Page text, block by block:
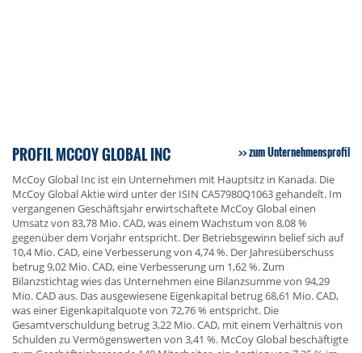
PROFIL MCCOY GLOBAL INC zum Unternehmensprofil
McCoy Global Inc ist ein Unternehmen mit Hauptsitz in Kanada. Die
McCoy Global Aktie wird unter der ISIN CA57980Q1063 gehandelt. Im
vergangenen Geschäftsjahr erwirtschaftete McCoy Global einen
Umsatz von 83,78 Mio. CAD, was einem Wachstum von 8,08 %
gegenüber dem Vorjahr entspricht. Der Betriebsgewinn belief sich auf
10,4 Mio. CAD, eine Verbesserung von 4,74 %. Der Jahresüberschuss
betrug 9,02 Mio. CAD, eine Verbesserung um 1,62 %. Zum
Bilanzstichtag wies das Unternehmen eine Bilanzsumme von 94,29
Mio. CAD aus. Das ausgewiesene Eigenkapital betrug 68,61 Mio. CAD,
was einer Eigenkapitalquote von 72,76 % entspricht. Die
Gesamtverschuldung betrug 3,22 Mio. CAD, mit einem Verhältnis von
Schulden zu Vermögenswerten von 3,41 %. McCoy Global beschäftigte